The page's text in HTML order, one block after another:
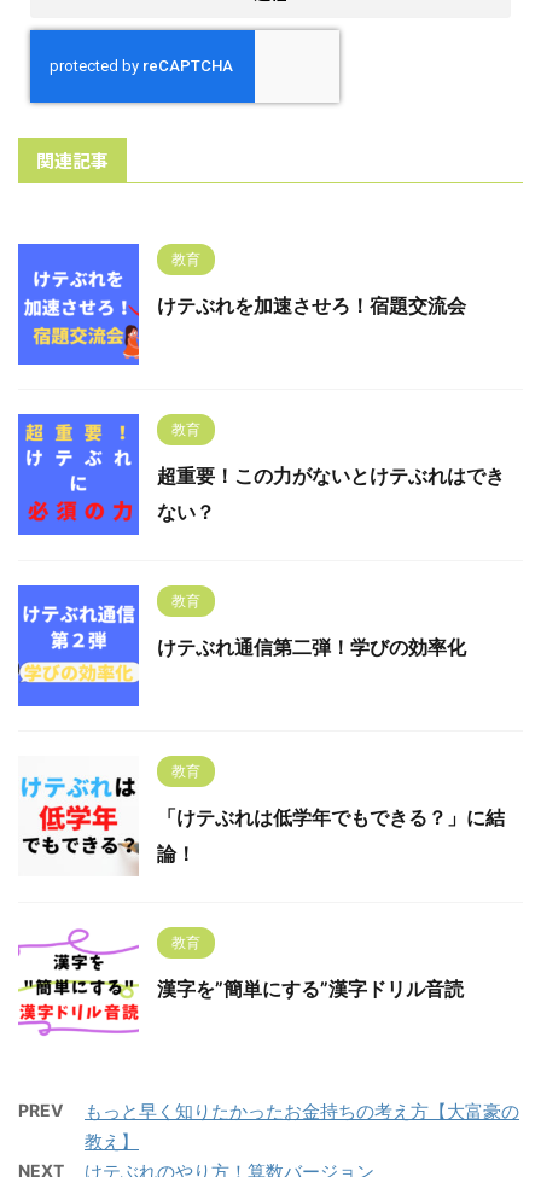
関連記事
教育
けテぶれを加速させろ！宿題交流会
教育
超重要！この力がないとけテぶれはでき
ない？
教育
けテぶれ通信第二弾！学びの効率化
教育
「けテぶれは低学年でもできる？」に結
論！
教育
漢字を”簡単にする”漢字ドリル音読
PREV
もっと早く知りたかったお金持ちの考え方【大富豪の
教え】
NEXT けテぶれのやり方！算数バージョン